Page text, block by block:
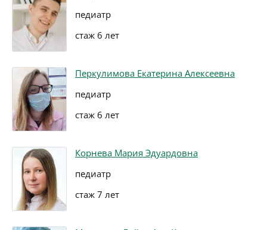
педиатр
стаж 6 лет
Перкулимова Екатерина Алексеевна
педиатр
стаж 6 лет
Корнева Мария Эдуардовна
педиатр
стаж 7 лет